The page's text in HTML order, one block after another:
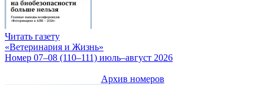
Читать газету
«Ветеринария и Жизнь»
Номер 07–08 (110–111) июль–август 2026
Архив номеров